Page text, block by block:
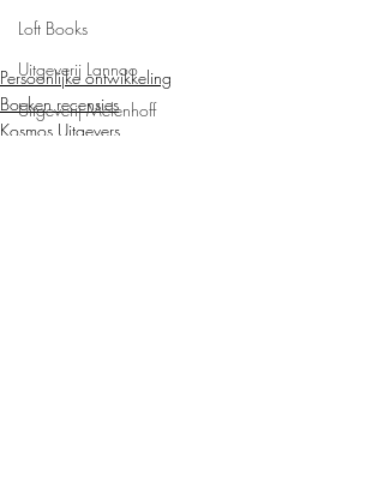
Loft Books
Uitgeverij Lannoo
Uitgeverij Melenhoff
Persoonlijke ontwikkeling
Boeken recensies
Kosmos Uitgevers